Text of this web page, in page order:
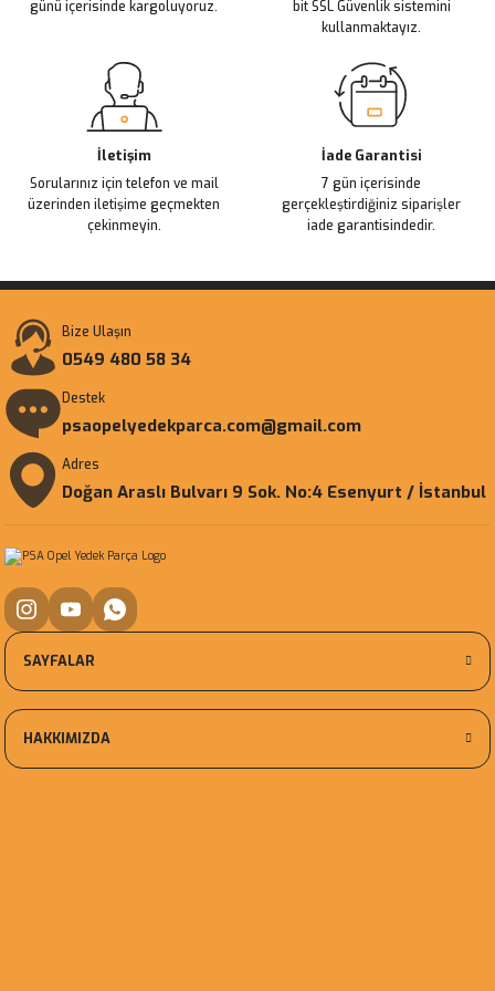
günü içerisinde kargoluyoruz.
bit SSL Güvenlik sistemini
kullanmaktayız.
İletişim
Sorularınız için telefon ve mail
üzerinden iletişime geçmekten
çekinmeyin.
İade Garantisi
7 gün içerisinde
gerçekleştirdiğiniz siparişler
iade garantisindedir.
Bize Ulaşın
0549 480 58 34
Destek
psaopelyedekparca.com@gmail.com
Adres
Doğan Araslı Bulvarı 9 Sok. No:4 Esenyurt / İstanbul
SAYFALAR
HAKKIMIZDA